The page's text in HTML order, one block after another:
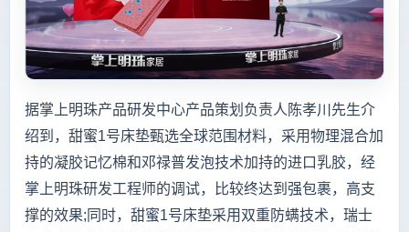
据掌上明珠产品研发中心产品策划负责人陈孝川先生介
绍到，甜蜜1号床垫甄选全球范围材料，采用物理混合加
持的凝胶记忆棉和邓禄普发泡技术加持的进口乳胶，经
掌上明珠研发工程师的调试，比较终达到强包裹，高支
撑的效果;同时，甜蜜1号床垫采用双重防螨技术，瑞士